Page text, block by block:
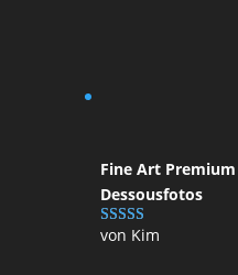
Fine Art Premium
Dessousfotos
Bewertet
von Kim